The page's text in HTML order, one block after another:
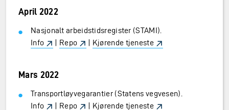
April 2022
Nasjonalt arbeidstidsregister (STAMI).
Info
| Repo | Kjørende tjeneste
Mars 2022
Transportløyvegarantier (Statens vegvesen).
Info
| Repo | Kjørende tjeneste